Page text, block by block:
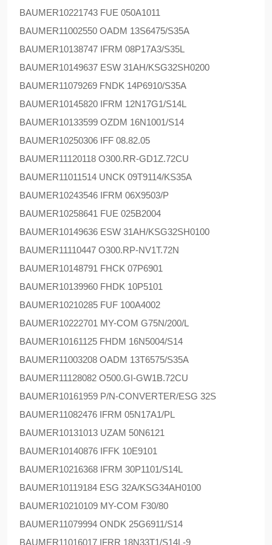
BAUMER10221743 FUE 050A1011
BAUMER11002550 OADM 13S6475/S35A
BAUMER10138747 IFRM 08P17A3/S35L
BAUMER10149637 ESW 31AH/KSG32SH0200
BAUMER11079269 FNDK 14P6910/S35A
BAUMER10145820 IFRM 12N17G1/S14L
BAUMER10133599 OZDM 16N1001/S14
BAUMER10250306 IFF 08.82.05
BAUMER11120118 O300.RR-GD1Z.72CU
BAUMER11011514 UNCK 09T9114/KS35A
BAUMER10243546 IFRM 06X9503/P
BAUMER10258641 FUE 025B2004
BAUMER10149636 ESW 31AH/KSG32SH0100
BAUMER11110447 O300.RP-NV1T.72N
BAUMER10148791 FHCK 07P6901
BAUMER10139960 FHDK 10P5101
BAUMER10210285 FUF 100A4002
BAUMER10222701 MY-COM G75N/200/L
BAUMER10161125 FHDM 16N5004/S14
BAUMER11003208 OADM 13T6575/S35A
BAUMER11128082 O500.GI-GW1B.72CU
BAUMER10161959 P/N-CONVERTER/ESG 32S
BAUMER11082476 IFRM 05N17A1/PL
BAUMER10131013 UZAM 50N6121
BAUMER10140876 IFFK 10E9101
BAUMER10216368 IFRM 30P1101/S14L
BAUMER10119184 ESG 32A/KSG34AH0100
BAUMER10210109 MY-COM F30/80
BAUMER11079994 ONDK 25G6911/S14
BAUMER11016017 IFRR 18N33T1/S14L-9